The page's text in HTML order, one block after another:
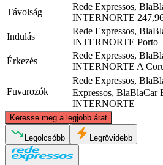
Távolság
Rede Expressos,
INTERNORTE
Indulás
Rede Expressos,
INTERNORTE Porto
Érkezés
Rede Expressos,
INTERNORTE A
Fuvarozók
Rede Expressos,
Expressos, BlaBlaCar
INTERNORTE
Keresse meg a legjobb árat
A Coruña
Legolcsóbb Legrövidebb